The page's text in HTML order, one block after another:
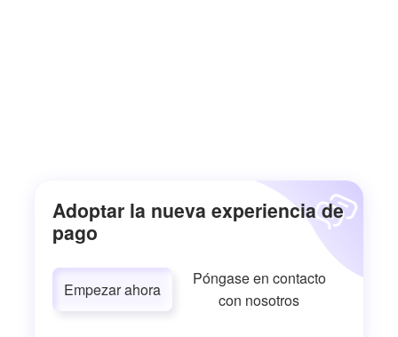
Adoptar la nueva experiencia de
pago
Empezar ahora
Póngase en contacto
con nosotros